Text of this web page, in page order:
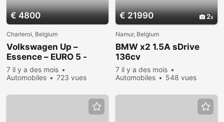
€ 4800
Charleroi, Belgium
Volkswagen Up –
Essence – EURO 5 -
7 il y a des mois
Automobiles
723 vues
€ 21990 2
Namur, Belgium
BMW x2 1.5A sDrive
136cv
7 il y a des mois
Automobiles
548 vues